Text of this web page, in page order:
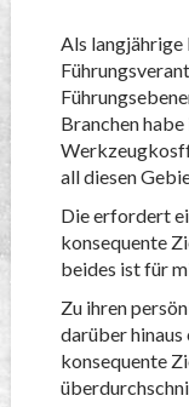
Als
Branchen
all diesen
Die erfordert
konsequente
beides ist für
Zu ihren
darüber
konsequente